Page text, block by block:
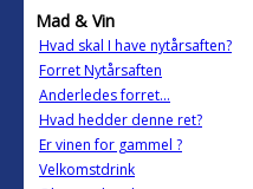
Mad & Vin
Hvad skal I have nytårsaften?
Forret Nytårsaften
Anderledes forret...
Hvad hedder denne ret?
Er vinen for gammel ?
Velkomstdrink